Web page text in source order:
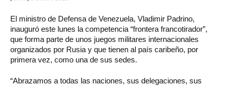
El ministro de Defensa de Venezuela, Vladimir Padrino,
inauguró este lunes la competencia “frontera francotirador”,
que forma parte de unos juegos militares internacionales
organizados por Rusia y que tienen al país caribeño, por
primera vez, como una de sus sedes.
“Abrazamos a todas las naciones, sus delegaciones, sus